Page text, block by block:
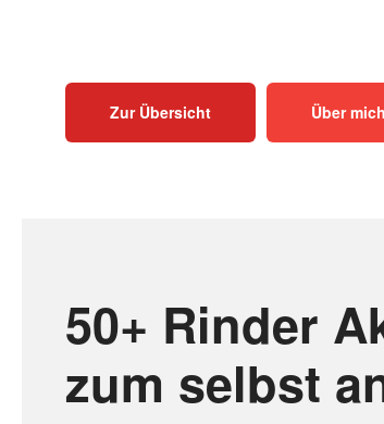
Zur Übersicht Über mich
50+ Rinder
zum selbst